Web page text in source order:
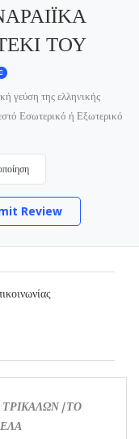
ΤΟΥ
γεύση της ελληνικής
Εσωτερικό ή Εξωτερικό
Review
| ΤΟ